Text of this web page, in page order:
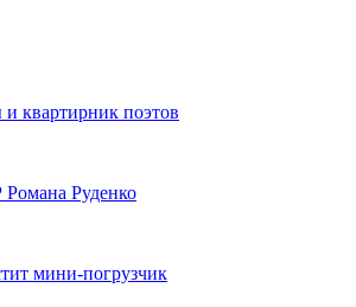
квартирник поэтов
Руденко
мини-погрузчик